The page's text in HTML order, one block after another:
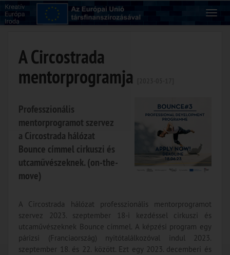
A Circostrada
mentorprogramja
Professzionális
mentorprogramot szervez
a Circostrada hálózat
Bounce címmel cirkuszi és
utcaművészeknek. (on-the-
move)
A Circostrada hálózat professzionális mentorprogramot
szervez 2023. szeptember 18-i kezdéssel cirkuszi és
utcaművészeknek Bounce címmel. A képzési program egy
párizsi (Franciaország) nyitótalálkozóval indul 2023.
szeptember 18. és 22. között. Ezt egy 2023. decemberi és